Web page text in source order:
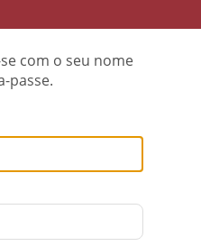
com o seu nome
passe.